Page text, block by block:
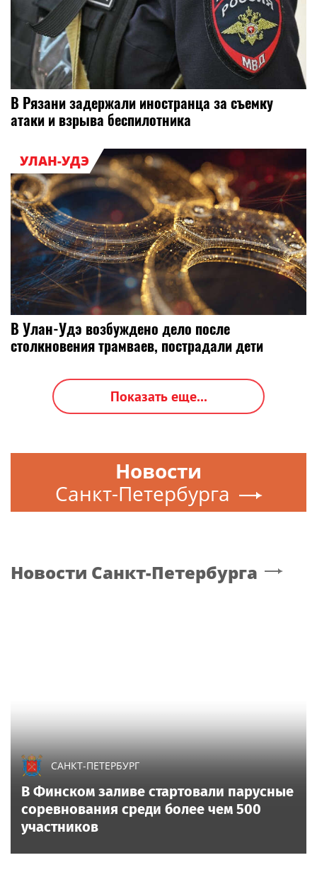
В Рязани задержали иностранца за съемку
атаки и взрыва беспилотника
УЛАН-УДЭ
В Улан-Удэ возбуждено дело после
столкновения трамваев, пострадали дети
Показать еще...
Новости
Санкт-Петербурга
Новости Санкт-Петербурга
САНКТ-ПЕТЕРБУРГ
В Финском заливе стартовали парусные
соревнования среди более чем 500
участников